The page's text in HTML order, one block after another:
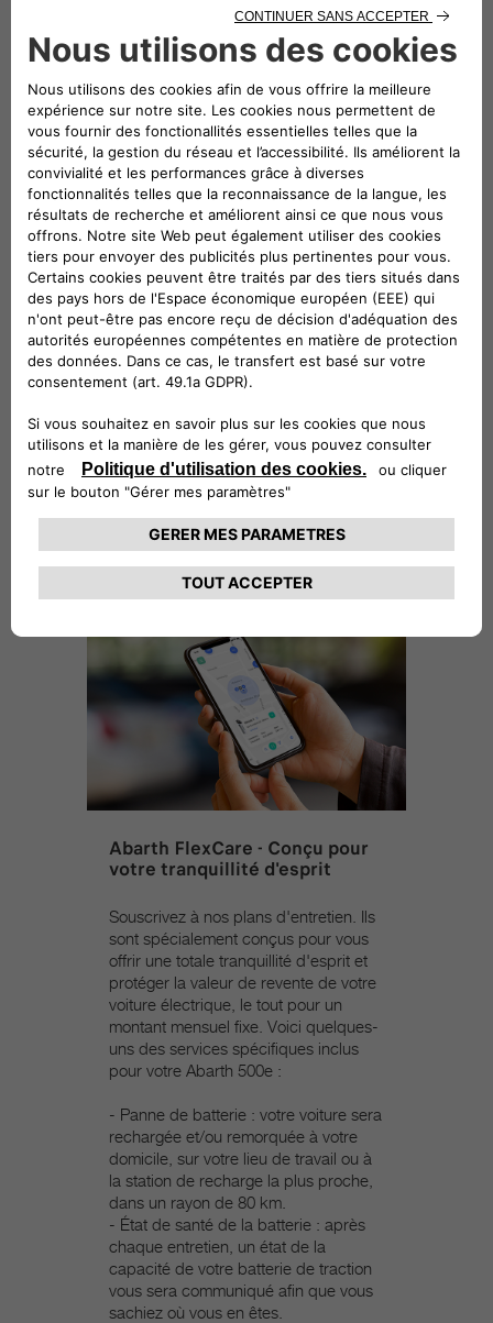
SERVICES ET SOLUTIONS
Tirez le meilleur parti de votre Abarth
500e avec :
- Une gamme complète de solutions
de recharge et d'accessoires pour
s'adapter à votre vie
- Installation d'un chargeur mural à
votre domicile pour faciliter la
recharge
emplacements de recharge et la
planification d'itinéraires.
PRENEZ RENDEZ-VOUS EN LIGNE
Abarth FlexCare - Conçu pour
votre tranquillité d'esprit
Souscrivez à nos plans d'entretien. Ils
sont spécialement conçus pour vous
offrir une totale tranquillité d'esprit et
protéger la valeur de revente de votre
voiture électrique, le tout pour un
montant mensuel fixe. Voici quelques-
uns des services spécifiques inclus
pour votre Abarth 500e :
- Panne de batterie : votre voiture sera
rechargée et/ou remorquée à votre
domicile, sur votre lieu de travail ou à
la station de recharge la plus proche,
dans un rayon de 80 km.
- État de santé de la batterie : après
chaque entretien, un état de la
capacité de votre batterie de traction
vous sera communiqué afin que vous
sachiez où vous en êtes.